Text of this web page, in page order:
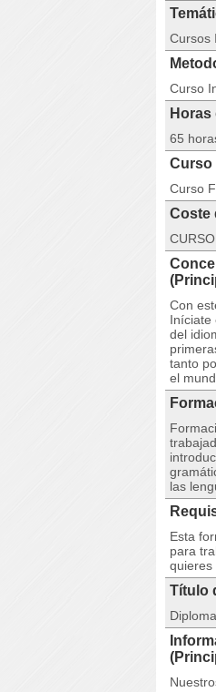
Cursos
Curso
65
Curso
Curso
Coste
Con
Iníciate
del
tanto
el
las
Esta
para
quieres
Título